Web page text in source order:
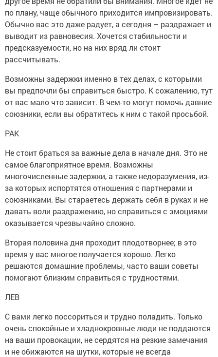
по плану, чаще обычного приходится импровизировать.
Обычно вас это даже радует, а сегодня – раздражает и
выводит из равновесия. Хочется стабильности и
предсказуемости, но на них вряд ли стоит
рассчитывать.
Возможны задержки именно в тех делах, с которыми
вы предпочли бы справиться быстро. К сожалению, тут
от вас мало что зависит. В чем-то могут помочь давние
союзники, если вы обратитесь к ним с такой просьбой.
РАК
Не стоит браться за важные дела в начале дня. Это не
самое благоприятное время. Возможны
многочисленные задержки, а также недоразумения, из-
за которых испортятся отношения с партнерами и
союзниками. Вы стараетесь держать себя в руках и не
давать воли раздражению, но справиться с эмоциями
оказывается чрезвычайно сложно.
Вторая половина дня проходит плодотворнее; в это
время у вас многое получается хорошо. Легко
решаются домашние проблемы, часто ваши советы
помогают близким справиться с трудностями.
ЛЕВ
С вами легко поссориться и трудно поладить. Только
очень спокойные и хладнокровные люди не поддаются
на ваши провокации, не сердятся на резкие замечания
и не обижаются на шутки, которые не всегда